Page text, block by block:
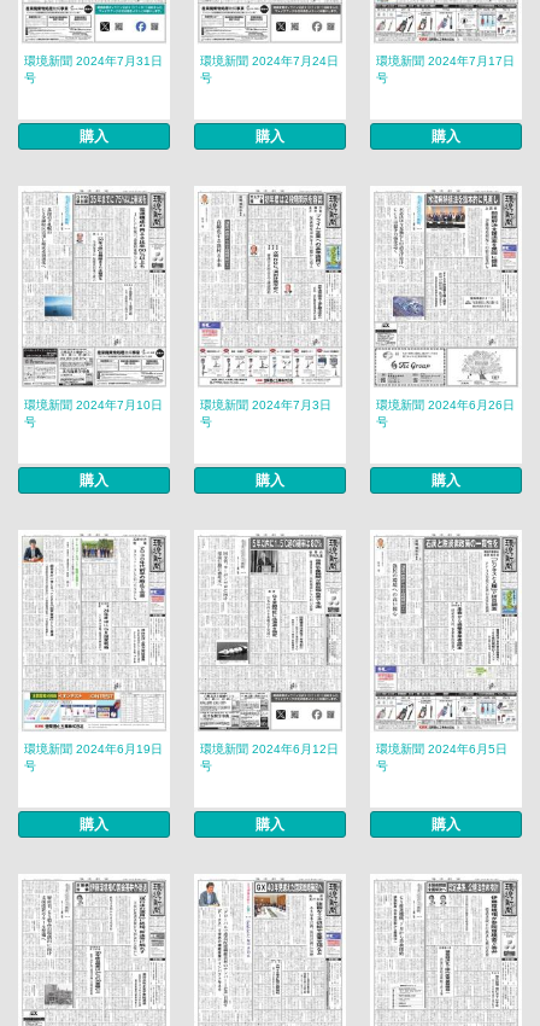
環境新聞 2024年7月31日
号
購入
環境新聞 2024年7月24日
号
購入
環境新聞 2024年7月17日
号
購入
環境新聞 2024年7月10日
号
購入
環境新聞 2024年7月3日
号
購入
環境新聞 2024年6月26日
号
購入
環境新聞 2024年6月19日
号
購入
環境新聞 2024年6月12日
号
購入
環境新聞 2024年6月5日
号
購入